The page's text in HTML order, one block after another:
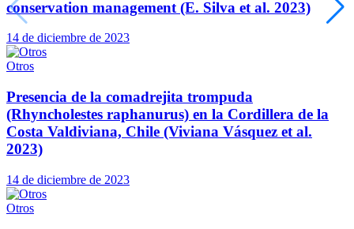
conservation management (E. Silva et al. 2023)
14 de diciembre de 2023
Otros
Presencia de la comadrejita trompuda
(Rhyncholestes raphanurus) en la Cordillera de la
Costa Valdiviana, Chile (Viviana Vásquez et al.
2023)
14 de diciembre de 2023
Otros